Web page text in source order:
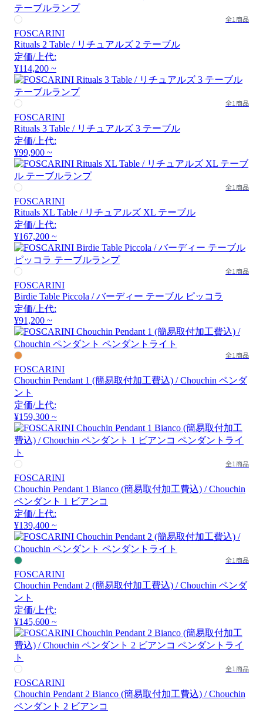
全1商品
FOSCARINI
Rituals 2 Table / リチュアルズ 2 テーブル
定価/上代:
¥114,200 ~
全1商品
FOSCARINI
Rituals 3 Table / リチュアルズ 3 テーブル
定価/上代:
¥99,900 ~
全1商品
FOSCARINI
Rituals XL Table / リチュアルズ XL テーブル
定価/上代:
¥167,200 ~
全1商品
FOSCARINI
Birdie Table Piccola / バーディー テーブル ピッコラ
定価/上代:
¥91,200 ~
全1商品
FOSCARINI
Chouchin Pendant 1 (簡易取付加工費込) / Chouchin ペンダ
ント
定価/上代:
¥159,300 ~
全1商品
FOSCARINI
Chouchin Pendant 1 Bianco (簡易取付加工費込) / Chouchin
ペンダント 1 ビアンコ
定価/上代:
¥139,400 ~
全1商品
FOSCARINI
Chouchin Pendant 2 (簡易取付加工費込) / Chouchin ペンダ
ント
定価/上代:
¥145,600 ~
全1商品
FOSCARINI
Chouchin Pendant 2 Bianco (簡易取付加工費込) / Chouchin
ペンダント 2 ビアンコ